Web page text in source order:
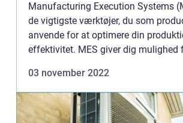
Manufacturing Execution Systems
de vigtigste værktøjer, du som
anvende for at optimere din
effektivitet. MES giver dig mulighed
hvilket letter pr...
03 november 2022